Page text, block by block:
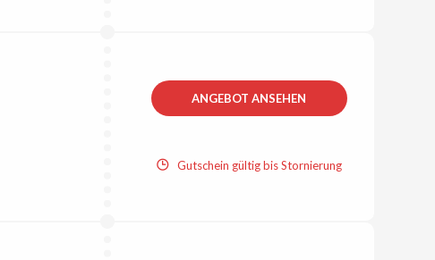
ANGEBOT ANSEHEN
Gutschein gültig bis Stornierung